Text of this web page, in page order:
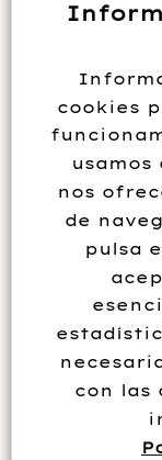
Elaborador Jesus
Formato1,5 L
2019
cookies
usamos
nos
de
pulsa
con las